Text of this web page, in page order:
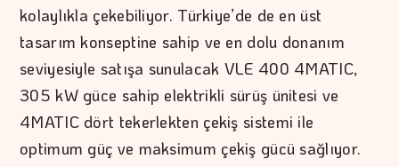
kolaylıkla çekebiliyor. Türkiye’de de en üst
tasarım konseptine sahip ve en dolu donanım
seviyesiyle satışa sunulacak VLE 400 4MATIC,
305 kW güce sahip elektrikli sürüş ünitesi ve
4MATIC dört tekerlekten çekiş sistemi ile
optimum güç ve maksimum çekiş gücü sağlıyor.